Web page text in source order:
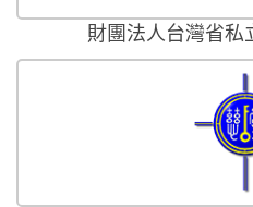
財團法人台灣省私